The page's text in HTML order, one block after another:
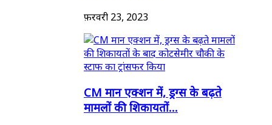
फ़रवरी 23, 2023
CM मान एक्शन में, ड्रग्स के बढ़ते
मामलों की शिकायतों...